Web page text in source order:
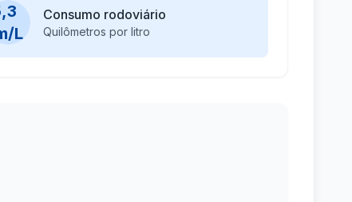
L
Consumo rodoviário
Quilômetros por litro